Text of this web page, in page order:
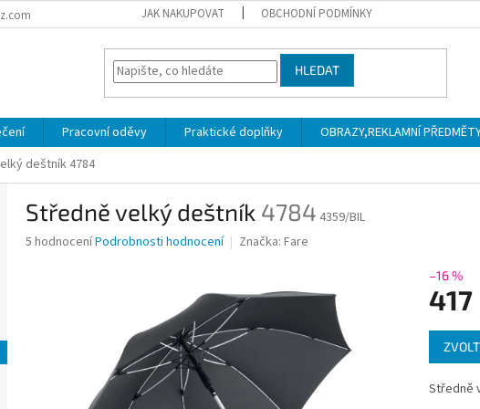
JAK NAKUPOVAT OBCHODNÍ PODMÍNKY
HLEDAT
Pracovní oděvy Praktické doplňky OBRAZY,REKLAMNÍ
deštník 4784
Středně velký deštník 4784 4359/BIL
Průměrné
5 hodnoceníPodrobnosti hodnocení Značka: Fare
–16 %
417
Měrná
cena:
Středně